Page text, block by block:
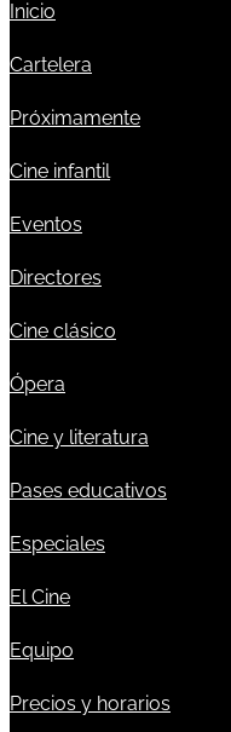
Inicio
Cartelera
Próximamente
Cine infantil
Eventos
Directores
Cine clásico
Ópera
Cine y literatura
Pases educativos
Especiales
El Cine
Equipo
Precios y horarios